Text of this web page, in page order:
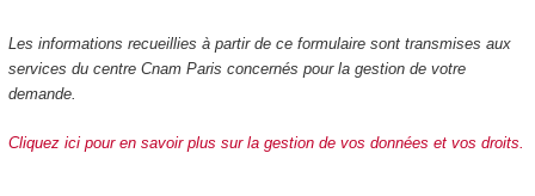
Les informations recueillies à partir de ce formulaire sont transmises aux
services du centre Cnam Paris concernés pour la gestion de votre
demande.
Cliquez ici pour en savoir plus sur la gestion de vos données et vos droits.